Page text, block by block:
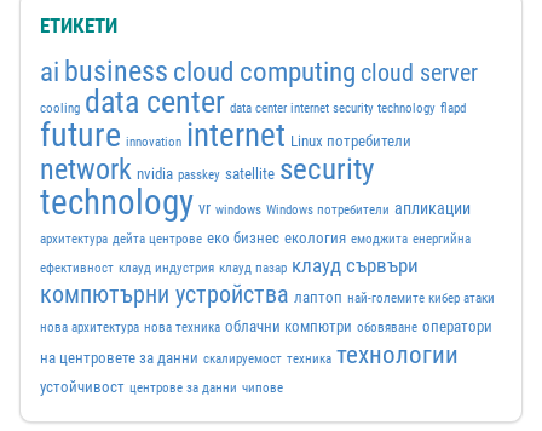
ЕТИКЕТИ
ai business cloud computing cloud server
cooling data center data center internet security technology flapd
future innovation internet Linux потребители
network nvidia passkey satellite security
technology vr windows Windows потребители апликации
архитектура дейта центрове еко бизнес екология емоджита енергийна
ефективност клауд индустрия клауд пазар клауд сървъри
компютърни устройства лаптоп най-големите кибер атаки
нова архитектура нова техника облачни компютри обовяване оператори
на центровете за данни скалируемост техника технологии
устойчивост центрове за данни чипове